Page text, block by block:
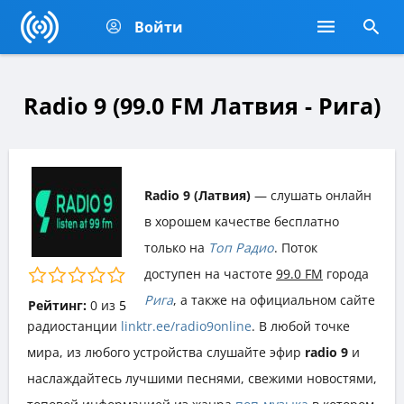
Войти
Radio 9 (99.0 FM Латвия - Рига)
Рейтинг: 0из 5
Radio 9 (Латвия) — слушать онлайн
в хорошем качестве бесплатно
только на Топ Радио. Поток
доступен на частоте 99.0 FM города
Рига, а также на официальном сайте
радиостанции linktr.ee/radio9online. В любой точке
мира, из любого устройства слушайте эфир radio 9 и
наслаждайтесь лучшими песнями, свежими новостями,